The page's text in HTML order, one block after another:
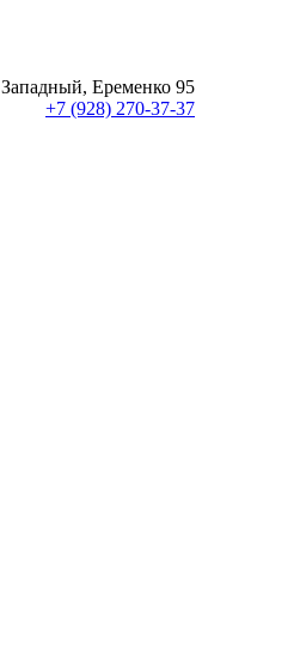
Западный, Еременко 95
+7 (928) 270-37-37